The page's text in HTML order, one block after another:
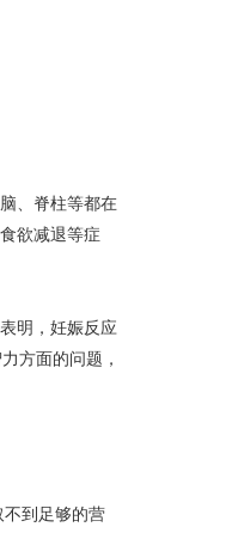
、脊柱等都在
欲减退等症
明，妊娠反应
方面的问题，
到足够的营